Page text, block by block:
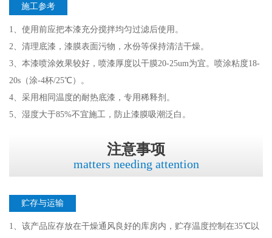
施工参考
1、使用前应把本漆充分搅拌均匀过滤后使用。
2、清理底漆，漆膜表面污物，水份等保持清洁干燥。
3、本漆喷涂效果较好，喷漆厚度以干膜20-25um为宜。喷涂粘度18-
20s（涂-4杯/25℃）。
4、采用相同温度的耐热底漆，专用稀释剂。
5、湿度大于85%不宜施工，防止漆膜吸潮泛白。
注意事项
matters needing attention
贮存与运输
1、该产品应存放在干燥通风良好的库房内，贮存温度控制在35℃以